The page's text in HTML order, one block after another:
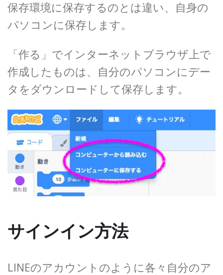
保存環境に保存するのとは違い、自身の
パソコンに保存します。
「作る」でインターネットブラウザ上で
作成したものは、自分のパソコンにデー
タをダウンロードして保存します。
サインイン方法
LINEのアカウントのように各々自分のア